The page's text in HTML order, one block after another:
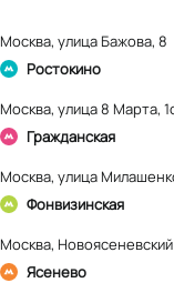
Москва, улица Бажова, 8
Ростокино
Москва, улица 8 Марта,
Гражданская
Москва, улица
Фонвизинская
Москва, Новоясеневский
Ясенево